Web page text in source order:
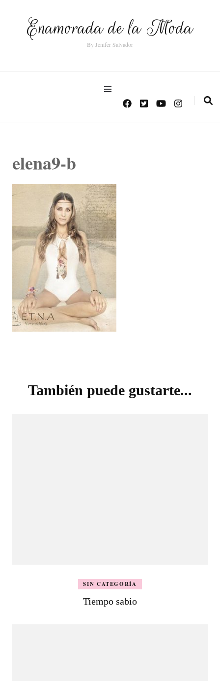
Enamorada de la Moda
By Jenifer Salvador
elena9-b
entradas
También puede gustarte...
SIN CATEGORÍA
Tiempo sabio